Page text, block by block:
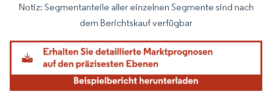
Bild © Mordor Intelligence. Wiederverwendung erfordert Namensnennung
Notiz: Segmentanteile aller einzelnen Segmente sind nach
dem Berichtskauf verfügbar